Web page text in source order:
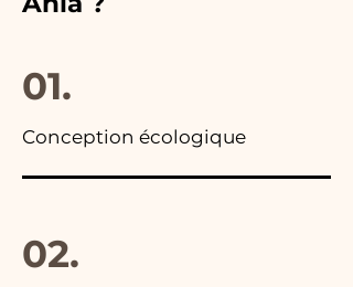
photo du colis final.
01.
Conception écologique
02.